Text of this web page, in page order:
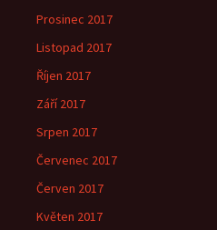
Prosinec 2017
Listopad 2017
Říjen 2017
Září 2017
Srpen 2017
Červenec 2017
Červen 2017
Květen 2017